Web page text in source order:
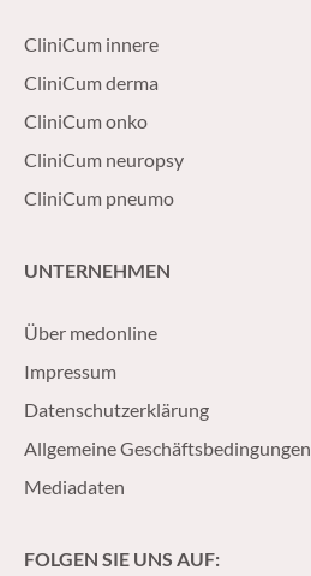
CliniCum innere
CliniCum derma
CliniCum onko
CliniCum neuropsy
CliniCum pneumo
UNTERNEHMEN
Über medonline
Impressum
Datenschutzerklärung
Allgemeine Geschäftsbedingungen
Mediadaten
FOLGEN SIE UNS AUF: